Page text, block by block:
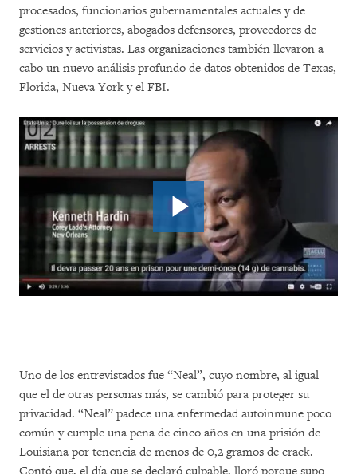
procesados, funcionarios gubernamentales actuales y de
gestiones anteriores, abogados defensores, proveedores de
servicios y activistas. Las organizaciones también llevaron a
cabo un nuevo análisis profundo de datos obtenidos de Texas,
Florida, Nueva York y el FBI.
Uno de los entrevistados fue “Neal”, cuyo nombre, al igual
que el de otras personas más, se cambió para proteger su
privacidad. “Neal” padece una enfermedad autoinmune poco
común y cumple una pena de cinco años en una prisión de
Louisiana por tenencia de menos de 0,2 gramos de crack.